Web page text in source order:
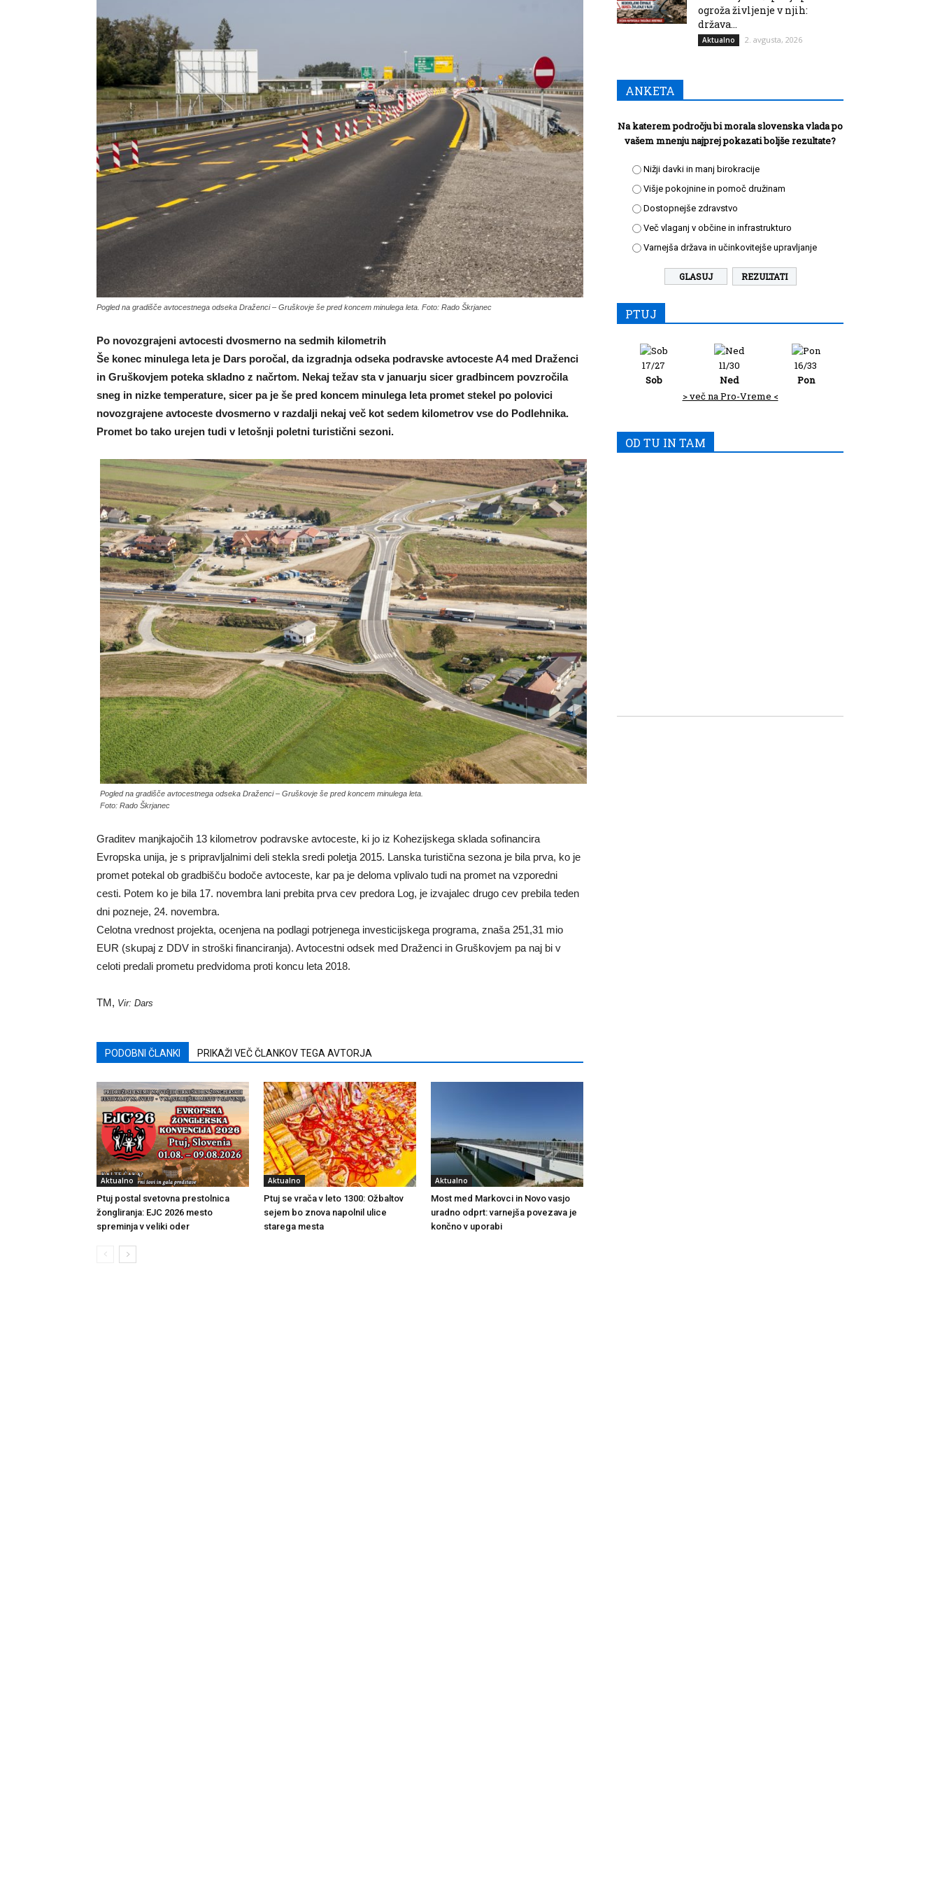
Pogled na gradišče avtocestnega odseka Draženci – Gruškovje še pred koncem minulega leta. Foto: Rado Škrjanec
Po novozgrajeni avtocesti dvosmerno na sedmih kilometrih
Še konec minulega leta je Dars poročal, da izgradnja odseka podravske avtoceste A4 med Draženci
in Gruškovjem poteka skladno z načrtom. Nekaj težav sta v januarju sicer gradbincem povzročila
sneg in nizke temperature, sicer pa je še pred koncem minulega leta promet stekel po polovici
novozgrajene avtoceste dvosmerno v razdalji nekaj več kot sedem kilometrov vse do Podlehnika.
Promet bo tako urejen tudi v letošnji poletni turistični sezoni.
Pogled na gradišče avtocestnega odseka Draženci – Gruškovje še pred koncem minulega leta.
Foto: Rado Škrjanec
Graditev manjkajočih 13 kilometrov podravske avtoceste, ki jo iz Kohezijskega sklada sofinancira
Evropska unija, je s pripravljalnimi deli stekla sredi poletja 2015. Lanska turistična sezona je bila prva, ko je
promet potekal ob gradbišču bodoče avtoceste, kar pa je deloma vplivalo tudi na promet na vzporedni
cesti. Potem ko je bila 17. novembra lani prebita prva cev predora Log, je izvajalec drugo cev prebila teden
dni pozneje, 24. novembra.
Celotna vrednost projekta, ocenjena na podlagi potrjenega investicijskega programa, znaša 251,31 mio
EUR (skupaj z DDV in stroški financiranja). Avtocestni odsek med Draženci in Gruškovjem pa naj bi v
celoti predali prometu predvidoma proti koncu leta 2018.
TM, Vir: Dars
PODOBNI ČLANKI PRIKAŽI VEČ ČLANKOV TEGA AVTORJA
Aktualno
Ptuj postal svetovna prestolnica
žongliranja: EJC 2026 mesto
spreminja v veliki oder
Aktualno
Ptuj se vrača v leto 1300: Ožbaltov
sejem bo znova napolnil ulice
starega mesta
Aktualno
Most med Markovci in Novo vasjo
uradno odprt: varnejša povezava je
končno v uporabi
ogroža življenje v njih:
država...
Aktualno 2. avgusta, 2026
ANKETA
Na katerem področju bi morala slovenska vlada po
vašem mnenju najprej pokazati boljše rezultate?
Nižji davki in manj birokracije
Višje pokojnine in pomoč družinam
Dostopnejše zdravstvo
Več vlaganj v občine in infrastrukturo
Varnejša država in učinkovitejše upravljanje
REZULTATI
PTUJ
17/27
Sob
11/30
Ned
16/33
Pon
> več na Pro-Vreme <
OD TU IN TAM